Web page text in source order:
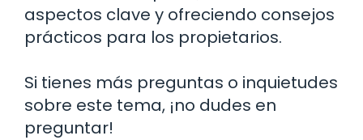
aspectos clave y ofreciendo consejos
prácticos para los propietarios.
Si tienes más preguntas o inquietudes
sobre este tema, ¡no dudes en
preguntar!